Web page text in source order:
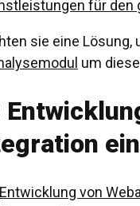
für den
sie eine Lösung,
um
Entwicklung von